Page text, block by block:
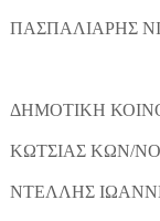
ΠΑΣΠΑΛΙΑΡΗΣ
ΔΗΜΟΤΙΚΗ
ΚΩΤΣΙΑΣ ΚΩΝ/
ΝΤΕΛΛΗΣ